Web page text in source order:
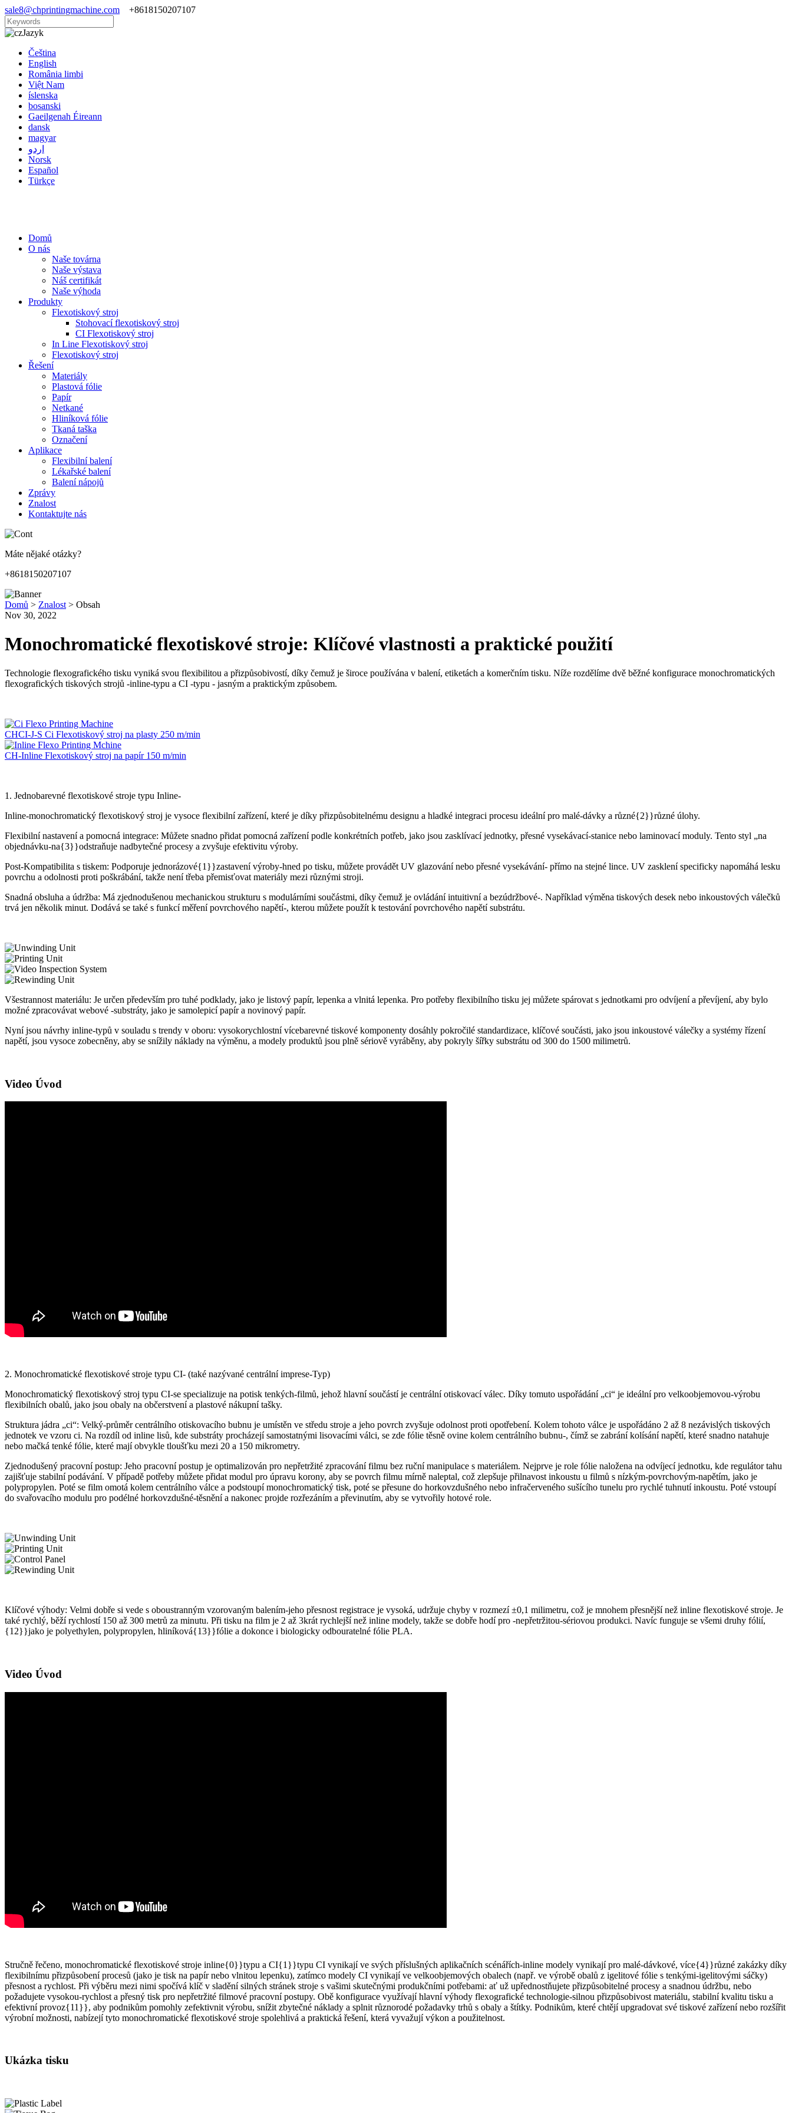
sale8@chprintingmachine.com +8618150207107
Jazyk
Čeština
English
România limbi
Việt Nam
íslenska
bosanski
Gaeilgenah Éireann
dansk
magyar
اردو
Norsk
Español
Türkçe
Domů
O nás
Naše továrna
Naše výstava
Náš certifikát
Naše výhoda
Produkty
Flexotiskový stroj
Stohovací flexotiskový stroj
CI Flexotiskový stroj
In Line Flexotiskový stroj
Flexotiskový stroj
Řešení
Materiály
Plastová fólie
Papír
Netkané
Hliníková fólie
Tkaná taška
Označení
Aplikace
Flexibilní balení
Lékařské balení
Balení nápojů
Zprávy
Znalost
Kontaktujte nás
Máte nějaké otázky?
+8618150207107
Domů > Znalost > Obsah
Nov 30, 2022
Monochromatické flexotiskové stroje: Klíčové vlastnosti a praktické použití
Technologie flexografického tisku vyniká svou flexibilitou a přizpůsobivostí, díky čemuž je široce používána v balení, etiketách a komerčním tisku. Níže rozdělíme dvě běžné konfigurace monochromatických
flexografických tiskových strojů -inline-typu a CI -typu - jasným a praktickým způsobem.
CHCI-J-S Ci Flexotiskový stroj na plasty 250 m/min
CH-Inline Flexotiskový stroj na papír 150 m/min
1. Jednobarevné flexotiskové stroje typu Inline-
Inline-monochromatický flexotiskový stroj je vysoce flexibilní zařízení, které je díky přizpůsobitelnému designu a hladké integraci procesu ideální pro malé-dávky a různé{2}}různé úlohy.
Flexibilní nastavení a pomocná integrace: Můžete snadno přidat pomocná zařízení podle konkrétních potřeb, jako jsou zasklívací jednotky, přesné vysekávací-stanice nebo laminovací moduly. Tento styl „na
objednávku-na{3}}odstraňuje nadbytečné procesy a zvyšuje efektivitu výroby.
Post-Kompatibilita s tiskem: Podporuje jednorázové{1}}zastavení výroby-hned po tisku, můžete provádět UV glazování nebo přesné vysekávání- přímo na stejné lince. UV zasklení specificky napomáhá lesku
povrchu a odolnosti proti poškrábání, takže není třeba přemisťovat materiály mezi různými stroji.
Snadná obsluha a údržba: Má zjednodušenou mechanickou strukturu s modulárními součástmi, díky čemuž je ovládání intuitivní a bezúdržbové-. Například výměna tiskových desek nebo inkoustových válečků
trvá jen několik minut. Dodává se také s funkcí měření povrchového napětí-, kterou můžete použít k testování povrchového napětí substrátu.
Všestrannost materiálu: Je určen především pro tuhé podklady, jako je listový papír, lepenka a vlnitá lepenka. Pro potřeby flexibilního tisku jej můžete spárovat s jednotkami pro odvíjení a převíjení, aby bylo
možné zpracovávat webové -substráty, jako je samolepicí papír a novinový papír.
Nyní jsou návrhy inline-typů v souladu s trendy v oboru: vysokorychlostní vícebarevné tiskové komponenty dosáhly pokročilé standardizace, klíčové součásti, jako jsou inkoustové válečky a systémy řízení
napětí, jsou vysoce zobecněny, aby se snížily náklady na výměnu, a modely produktů jsou plně sériově vyráběny, aby pokryly šířky substrátu od 300 do 1500 milimetrů.
Video Úvod
2. Monochromatické flexotiskové stroje typu CI- (také nazývané centrální imprese-Typ)
Monochromatický flexotiskový stroj typu CI-se specializuje na potisk tenkých-filmů, jehož hlavní součástí je centrální otiskovací válec. Díky tomuto uspořádání „ci“ je ideální pro velkoobjemovou-výrobu
flexibilních obalů, jako jsou obaly na občerstvení a plastové nákupní tašky.
Struktura jádra „ci“: Velký-průměr centrálního otiskovacího bubnu je umístěn ve středu stroje a jeho povrch zvyšuje odolnost proti opotřebení. Kolem tohoto válce je uspořádáno 2 až 8 nezávislých tiskových
jednotek ve vzoru ci. Na rozdíl od inline lisů, kde substráty procházejí samostatnými lisovacími válci, se zde fólie těsně ovine kolem centrálního bubnu-, čímž se zabrání kolísání napětí, které snadno natahuje
nebo mačká tenké fólie, které mají obvykle tloušťku mezi 20 a 150 mikrometry.
Zjednodušený pracovní postup: Jeho pracovní postup je optimalizován pro nepřetržité zpracování filmu bez ruční manipulace s materiálem. Nejprve je role fólie naložena na odvíjecí jednotku, kde regulátor tahu
zajišťuje stabilní podávání. V případě potřeby můžete přidat modul pro úpravu korony, aby se povrch filmu mírně naleptal, což zlepšuje přilnavost inkoustu u filmů s nízkým-povrchovým-napětím, jako je
polypropylen. Poté se film omotá kolem centrálního válce a podstoupí monochromatický tisk, poté se přesune do horkovzdušného nebo infračerveného sušícího tunelu pro rychlé tuhnutí inkoustu. Poté vstoupí
do svařovacího modulu pro podélné horkovzdušné-těsnění a nakonec projde rozřezáním a převinutím, aby se vytvořily hotové role.
Klíčové výhody: Velmi dobře si vede s oboustranným vzorovaným balením-jeho přesnost registrace je vysoká, udržuje chyby v rozmezí ±0,1 milimetru, což je mnohem přesnější než inline flexotiskové stroje. Je
také rychlý, běží rychlostí 150 až 300 metrů za minutu. Při tisku na film je 2 až 3krát rychlejší než inline modely, takže se dobře hodí pro -nepřetržitou-sériovou produkci. Navíc funguje se všemi druhy fólií,
{12}}jako je polyethylen, polypropylen, hliníková{13}}fólie a dokonce i biologicky odbouratelné fólie PLA.
Video Úvod
Stručně řečeno, monochromatické flexotiskové stroje inline{0}}typu a CI{1}}typu CI vynikají ve svých příslušných aplikačních scénářích-inline modely vynikají pro malé-dávkové, více{4}}různé zakázky díky
flexibilnímu přizpůsobení procesů (jako je tisk na papír nebo vlnitou lepenku), zatímco modely CI vynikají ve velkoobjemových obalech (např. ve výrobě obalů z igelitové fólie s tenkými-igelitovými sáčky)
přesnost a rychlost. Při výběru mezi nimi spočívá klíč v sladění silných stránek stroje s vašimi skutečnými produkčními potřebami: ať už upřednostňujete přizpůsobitelné procesy a snadnou údržbu, nebo
požadujete vysokou-rychlost a přesný tisk pro nepřetržité filmové pracovní postupy. Obě konfigurace využívají hlavní výhody flexografické technologie-silnou přizpůsobivost materiálu, stabilní kvalitu tisku a
efektivní provoz{11}}, aby podnikům pomohly zefektivnit výrobu, snížit zbytečné náklady a splnit různorodé požadavky trhů s obaly a štítky. Podnikům, které chtějí upgradovat své tiskové zařízení nebo rozšířit
výrobní možnosti, nabízejí tyto monochromatické flexotiskové stroje spolehlivá a praktická řešení, která vyvažují výkon a použitelnost.
Ukázka tisku